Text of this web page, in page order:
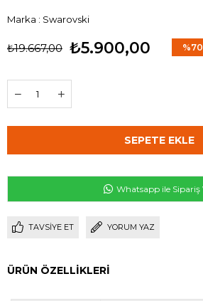
Marka : Swarovski
₺19.667,00 ₺5.900,00 %70
Whatsapp ile Sipariş
TAVSIYE ET YORUM YAZ
ÜRÜN ÖZELLIKLERI